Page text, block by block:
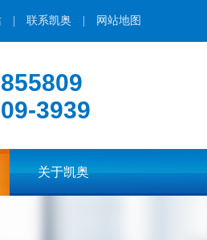
联系凯奥 网站地图
3939
关于凯奥